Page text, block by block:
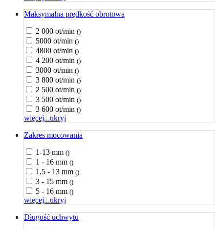
Maksymalna prędkość obrotowa
2 000 ot/min ()
5000 ot/min ()
4800 ot/min ()
4 200 ot/min ()
3000 ot/min ()
3 800 ot/min ()
2 500 ot/min ()
3 500 ot/min ()
3 600 ot/min ()
więcej...ukryj
Zakres mocowania
1-13 mm ()
1 - 16 mm ()
1,5 - 13 mm ()
3 - 15 mm ()
5 - 16 mm ()
więcej...ukryj
Długość uchwytu